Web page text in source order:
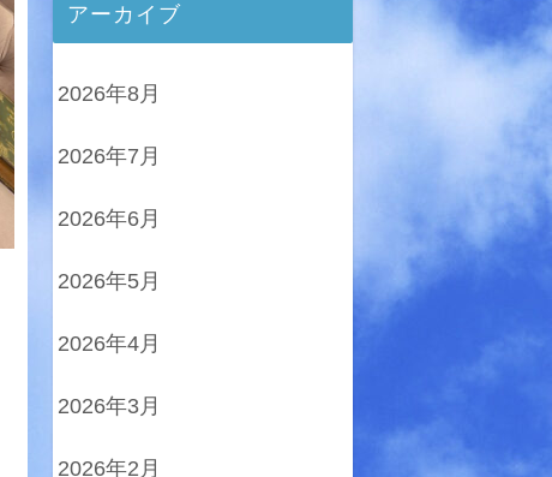
アーカイブ
2026年8月
2026年7月
2026年6月
2026年5月
2026年4月
2026年3月
2026年2月